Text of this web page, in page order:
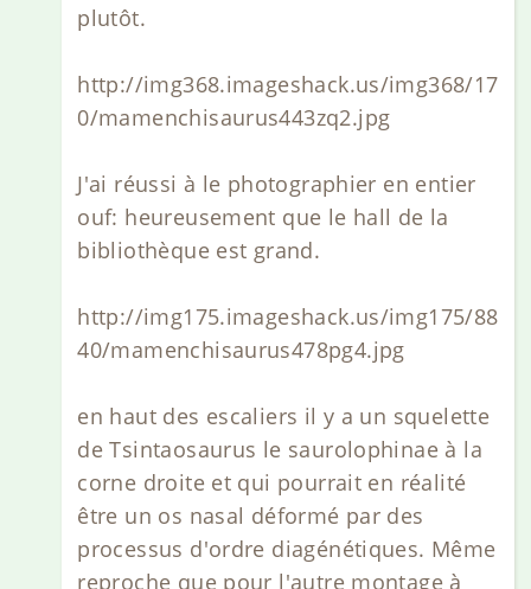
plutôt.
http://img368.imageshack.us/img368/17
0/mamenchisaurus443zq2.jpg
J'ai réussi à le photographier en entier
ouf: heureusement que le hall de la
bibliothèque est grand.
http://img175.imageshack.us/img175/88
40/mamenchisaurus478pg4.jpg
en haut des escaliers il y a un squelette
de Tsintaosaurus le saurolophinae à la
corne droite et qui pourrait en réalité
être un os nasal déformé par des
processus d'ordre diagénétiques. Même
reproche que pour l'autre montage à